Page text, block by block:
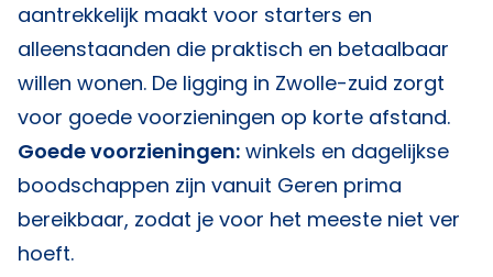
aantrekkelijk maakt voor starters en
alleenstaanden die praktisch en betaalbaar
willen wonen. De ligging in Zwolle-zuid zorgt
voor goede voorzieningen op korte afstand.
Goede voorzieningen: winkels en dagelijkse
boodschappen zijn vanuit Geren prima
bereikbaar, zodat je voor het meeste niet ver
hoeft.